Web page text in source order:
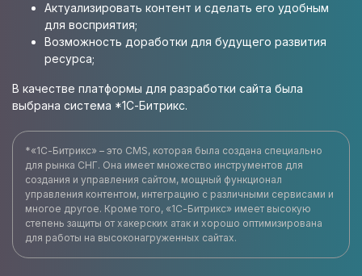
Актуализировать контент и сделать его удобным
для восприятия;
Возможность доработки для будущего развития
ресурса;
В качестве платформы для разработки сайта была
выбрана система *1С-Битрикс.
*«1С-Битрикс» – это CMS, которая была создана специально
для рынка СНГ. Она имеет множество инструментов для
создания и управления сайтом, мощный функционал
управления контентом, интеграцию с различными сервисами и
многое другое. Кроме того, «1С-Битрикс» имеет высокую
степень защиты от хакерских атак и хорошо оптимизирована
для работы на высоконагруженных сайтах.